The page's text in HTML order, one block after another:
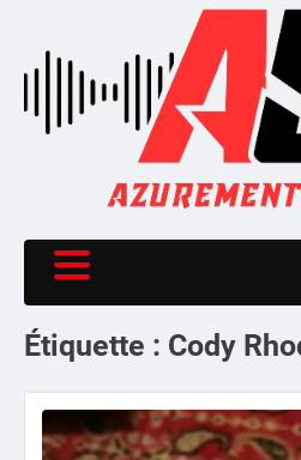
content
Étiquette : Cody